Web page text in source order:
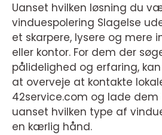
Uanset hvilken løsning du
vinduespolering Slagelse
et skarpere, lysere og mere
eller kontor. For dem der
pålidelighed og erfaring,
at overveje at kontakte
42service.com og lade
uanset hvilken type af
en kærlig hånd.